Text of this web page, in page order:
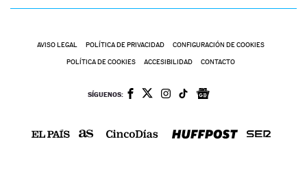
AVISO LEGAL POLÍTICA DE PRIVACIDAD CONFIGURACIÓN DE COOKIES
POLÍTICA DE COOKIES ACCESIBILIDAD CONTACTO
SÍGUENOS: